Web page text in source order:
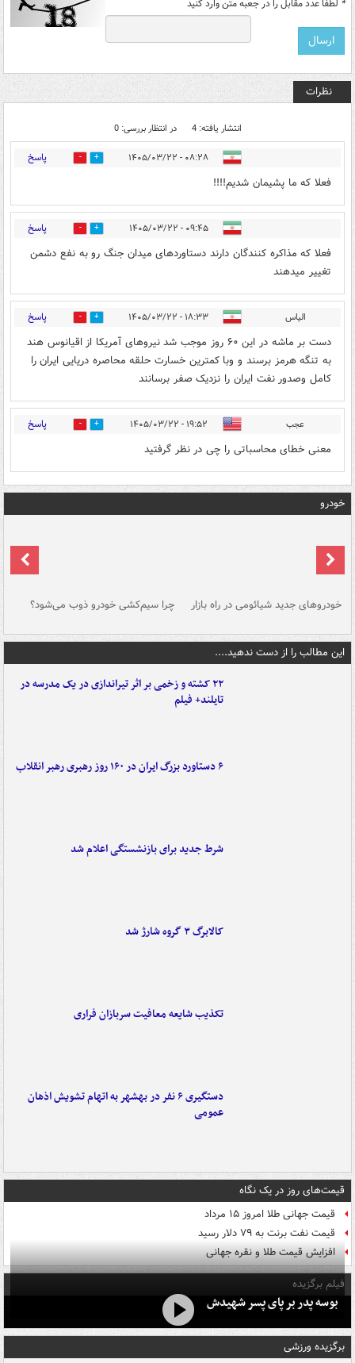
* لطفا عدد مقابل را در جعبه متن وارد کنید
نظرات
انتشار یافته: 4 در انتظار بررسی: 0
۰۸:۲۸ - ۱۴۰۵/۰۳/۲۲ 3 پاسخ
فعلا که ما پشیمان شدیم!!!!
۰۹:۴۵ - ۱۴۰۵/۰۳/۲۲ 1 پاسخ
فعلا که مذاکره کنندگان دارند دستاوردهای میدان جنگ رو به نفع دشمن
تغییر میدهند
الیاس ۱۸:۳۳ - ۱۴۰۵/۰۳/۲۲ 1 پاسخ
دست بر ماشه در این ۶۰ روز موجب شد نیروهای آمریکا از اقیانوس هند
به تنگه هرمز برسند و وبا کمترین خسارت حلقه محاصره دریایی ایران را
کامل وصدور نفت ایران را نزدیک صفر برسانند
عجب ۱۹:۵۲ - ۱۴۰۵/۰۳/۲۲ 2 پاسخ
معنی خطای محاسباتی را چی در نظر گرفتید
خودرو
خودروهای جدید شیائومی در راه بازار چرا سیم‌کشی خودرو ذوب می‌شود؟
این مطالب را از دست ندهید....
۲۲ کشته و زخمی بر اثر تیراندازی در یک مدرسه در
تایلند+ فیلم
۶ دستاورد بزرگ ایران در ۱۶۰ روز رهبری رهبر انقلاب
شرط جدید برای بازنشستگی اعلام شد
کالابرگ ۳ گروه شارژ شد
تکذیب شایعه معافیت سربازان فراری
دستگیری ۶ نفر در بهشهر به اتهام تشویش اذهان
عمومی
قیمت‌های روز در یک نگاه
قیمت جهانی طلا امروز ۱۵ مرداد
قیمت نفت برنت به ۷۹ دلار رسید
افزایش قیمت طلا و نقره جهانی
فیلم برگزیده
بوسه‌ پدر بر پای پسر شهیدش
برگزیده ورزشی